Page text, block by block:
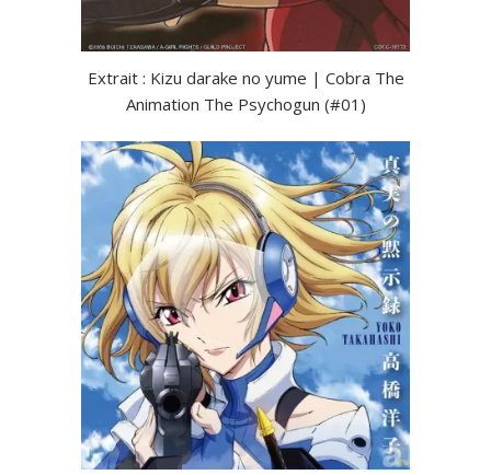
Extrait : Kizu darake no yume | Cobra The
Animation The Psychogun (#01)